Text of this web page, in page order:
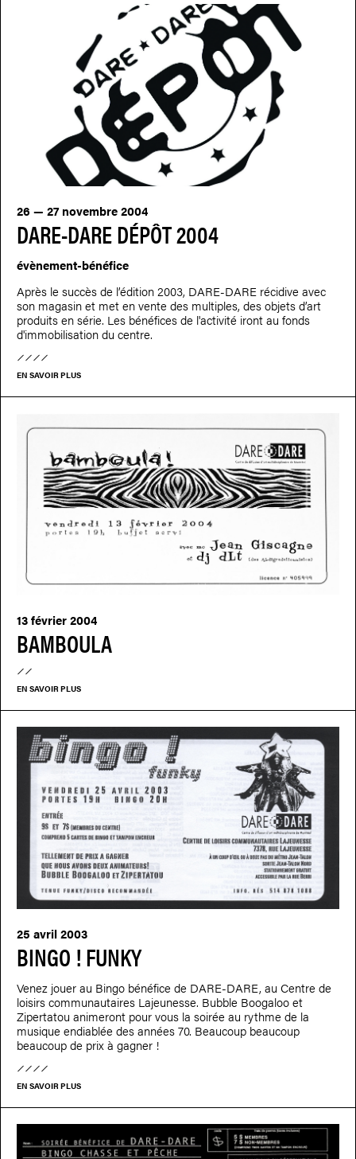
DARE-DARE DÉPÔT 2004
26 — 27 novembre 2004
évènement-bénéfice
Après le succès de l’édition 2003, DARE-DARE récidive avec
son magasin et met en vente des multiples, des objets d’art
produits en série. Les bénéfices de l'activité iront au fonds
d'immobilisation du centre.
EN SAVOIR PLUS
BAMBOULA
13 février 2004
EN SAVOIR PLUS
BINGO ! FUNKY
25 avril 2003
Venez jouer au Bingo bénéfice de DARE-DARE, au Centre de
loisirs communautaires Lajeunesse. Bubble Boogaloo et
Zipertatou animeront pour vous la soirée au rythme de la
musique endiablée des années 70. Beaucoup beaucoup
beaucoup de prix à gagner !
EN SAVOIR PLUS